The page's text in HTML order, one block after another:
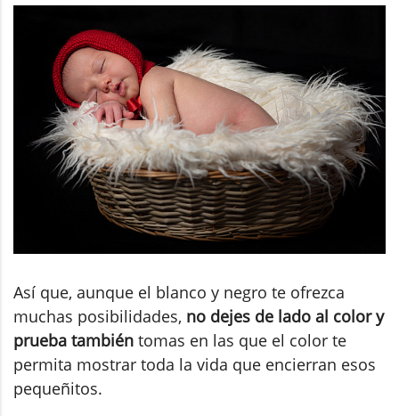
Así que, aunque el blanco y negro te ofrezca
muchas posibilidades, no dejes de lado al color y
prueba también tomas en las que el color te
permita mostrar toda la vida que encierran esos
pequeñitos.